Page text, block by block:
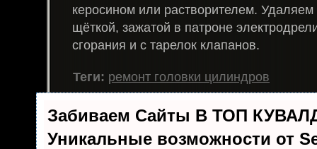
керосином или растворителем. Удаляем
щёткой, зажатой в патроне
сгорания и с тарелок клапанов.
Теги: ремонт головки цилиндров
Забиваем Сайты В ТОП
Уникальные возможности от